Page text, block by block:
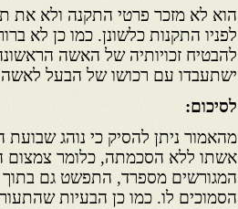
הוא לא מזכר פרטי התקנה ולא את
לפניו התקנות כלשונן. כמו כן לא
להבטיח זכויותיה של האשה
ישתעבדו עם רכושו של הבעל לאשה
לסיכום:
מהאמור ניתן להסיק כי נוהג
אשתו ללא הסכמתה, כלומר צמצום
המגורשים מספרד, התפשט גם בתוך
הסמוכים לו. כמו כן הבעיות